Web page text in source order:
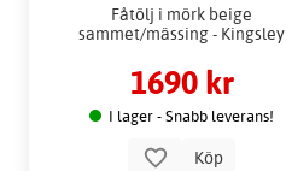
Fåtölj i mörk beige
sammet/mässing - Kingsley
1690 kr
I lager - Snabb leverans!
Köp